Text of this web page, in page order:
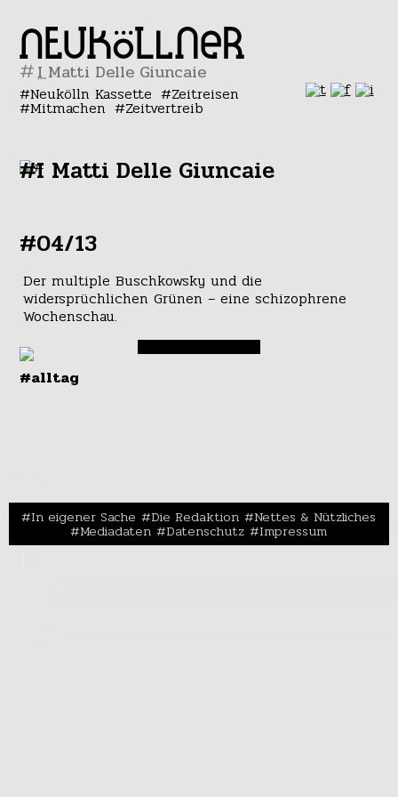
#
Neukölln Kassette Zeitreisen
Mitmachen Zeitvertreib
#I Matti Delle Giuncaie
#04/13
Der multiple Buschkowsky und die
widersprüchlichen Grünen – eine schizophrene
Wochenschau.
#alltag
In eigener Sache Die Redaktion Nettes & Nützliches
Mediadaten Datenschutz Impressum